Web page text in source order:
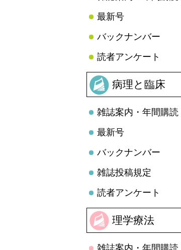
最新号
バックナンバー
読者アンケート
病理と臨床
雑誌案内・年間購読
最新号
バックナンバー
雑誌投稿規定
読者アンケート
理学療法
雑誌案内・年間購読